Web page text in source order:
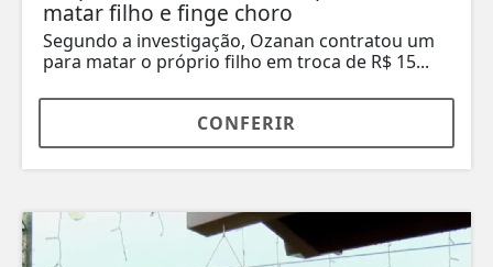
matar filho e finge choro
Segundo a investigação, Ozanan contratou um
para matar o próprio filho em troca de R$ 15...
CONFERIR